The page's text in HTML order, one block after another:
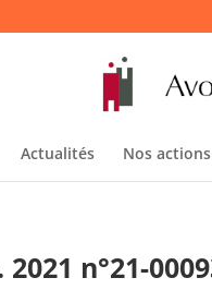
Actualités Nos actions
n°21-